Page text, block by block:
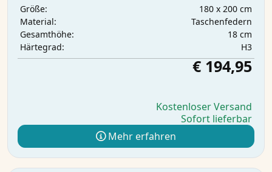
Größe:
180 x 200 cm
Material:
Taschenfedern
Gesamthöhe:
18 cm
Härtegrad:
H3
€ 194,95
Kostenloser Versand
Sofort lieferbar
Mehr erfahren